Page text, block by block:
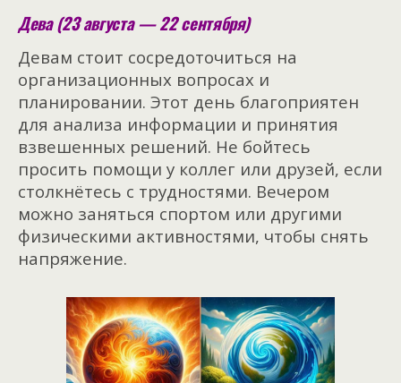
Дева (23 августа — 22 сентября)
Девам стоит сосредоточиться на
организационных вопросах и
планировании. Этот день благоприятен
для анализа информации и принятия
взвешенных решений. Не бойтесь
просить помощи у коллег или друзей, если
столкнётесь с трудностями. Вечером
можно заняться спортом или другими
физическими активностями, чтобы снять
напряжение.